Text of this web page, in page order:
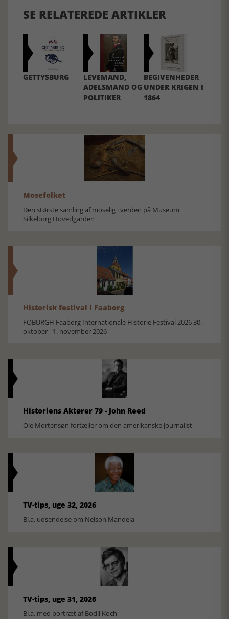
SE RELATEREDE ARTIKLER
GETTYSBURG
LEVEMAND,
ADELSMAND OG
POLITIKER
BEGIVENHEDER
UNDER KRIGEN I
1864
Mosefolket
Den største samling af moselig i verden på Museum
Silkeborg Hovedgården
Historisk festival i Faaborg
FOBURGH Faaborg Internationale Historie Festival 2026 30.
oktober - 1. november 2026
Historiens Aktører 79 - John Reed
Ole Mortensøn fortæller om den amerikanske journalist
TV-tips, uge 32, 2026
Bl.a. udsendelse om Nelson Mandela
TV-tips, uge 31, 2026
Bl.a. med portræt af Bodil Koch